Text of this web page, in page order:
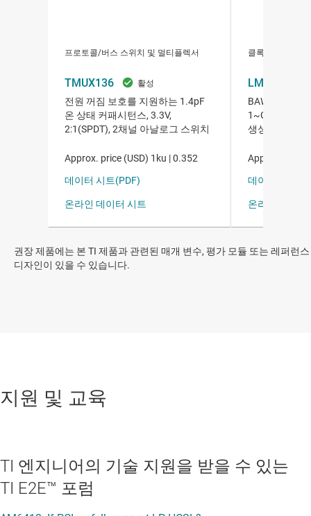
권장 제품에는 본 TI 제품과 관련된 매개 변수, 평가 모듈 또는 레퍼런스
디자인이 있을 수 있습니다.
지원 및 교육
TI 엔지니어의 기술 지원을 받을 수 있는
TI E2E™ 포럼